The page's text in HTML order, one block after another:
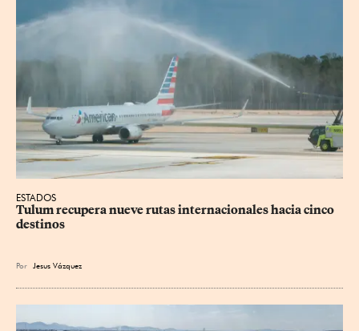
ESTADOS
Tulum recupera nueve rutas internacionales hacia cinco
destinos
Por Jesus Vázquez